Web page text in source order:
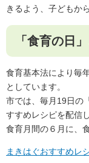
きるよう、子どもか
「食育の日
食育基本法により毎
としています。
市では、毎月19日の
すすめレシピを配信
食育月間の６月に、
まきはぐおすすめレ